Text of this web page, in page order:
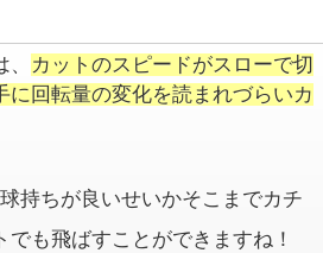
カットのスピードがスローで切
回転量の変化を読まれづらいカ
持ちが良いせいかそこまでカチ
も飛ばすことができますね！